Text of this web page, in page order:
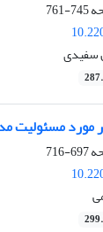
745-761
سفیدی
مسئولیت
697-716